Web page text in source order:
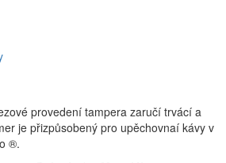
provedení tampera zaručí trvácí a
je přizpůsobený pro upěchovnaí kávy v
®.